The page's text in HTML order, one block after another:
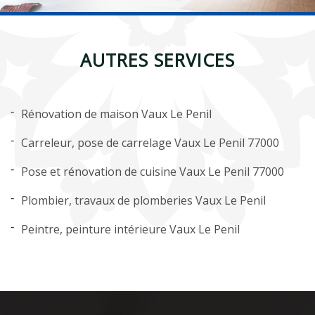
AUTRES SERVICES
Rénovation de maison Vaux Le Penil
Carreleur, pose de carrelage Vaux Le Penil 77000
Pose et rénovation de cuisine Vaux Le Penil 77000
Plombier, travaux de plomberies Vaux Le Penil
Peintre, peinture intérieure Vaux Le Penil